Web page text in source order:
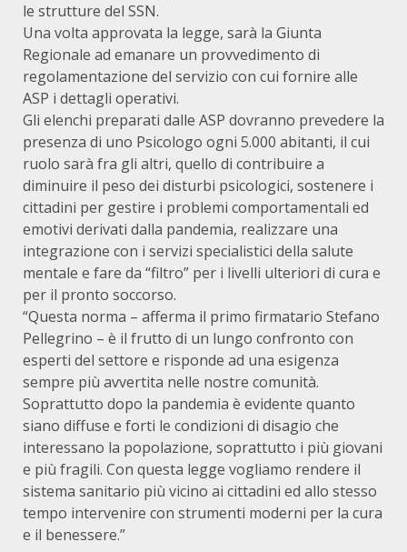
le strutture del SSN.
Una volta approvata la legge, sarà la Giunta
Regionale ad emanare un provvedimento di
regolamentazione del servizio con cui fornire alle
ASP i dettagli operativi.
Gli elenchi preparati dalle ASP dovranno prevedere la
presenza di uno Psicologo ogni 5.000 abitanti, il cui
ruolo sarà fra gli altri, quello di contribuire a
diminuire il peso dei disturbi psicologici, sostenere i
cittadini per gestire i problemi comportamentali ed
emotivi derivati dalla pandemia, realizzare una
integrazione con i servizi specialistici della salute
mentale e fare da “filtro” per i livelli ulteriori di cura e
per il pronto soccorso.
“Questa norma – afferma il primo firmatario Stefano
Pellegrino – è il frutto di un lungo confronto con
esperti del settore e risponde ad una esigenza
sempre più avvertita nelle nostre comunità.
Soprattutto dopo la pandemia è evidente quanto
siano diffuse e forti le condizioni di disagio che
interessano la popolazione, soprattutto i più giovani
e più fragili. Con questa legge vogliamo rendere il
sistema sanitario più vicino ai cittadini ed allo stesso
tempo intervenire con strumenti moderni per la cura
e il benessere.”